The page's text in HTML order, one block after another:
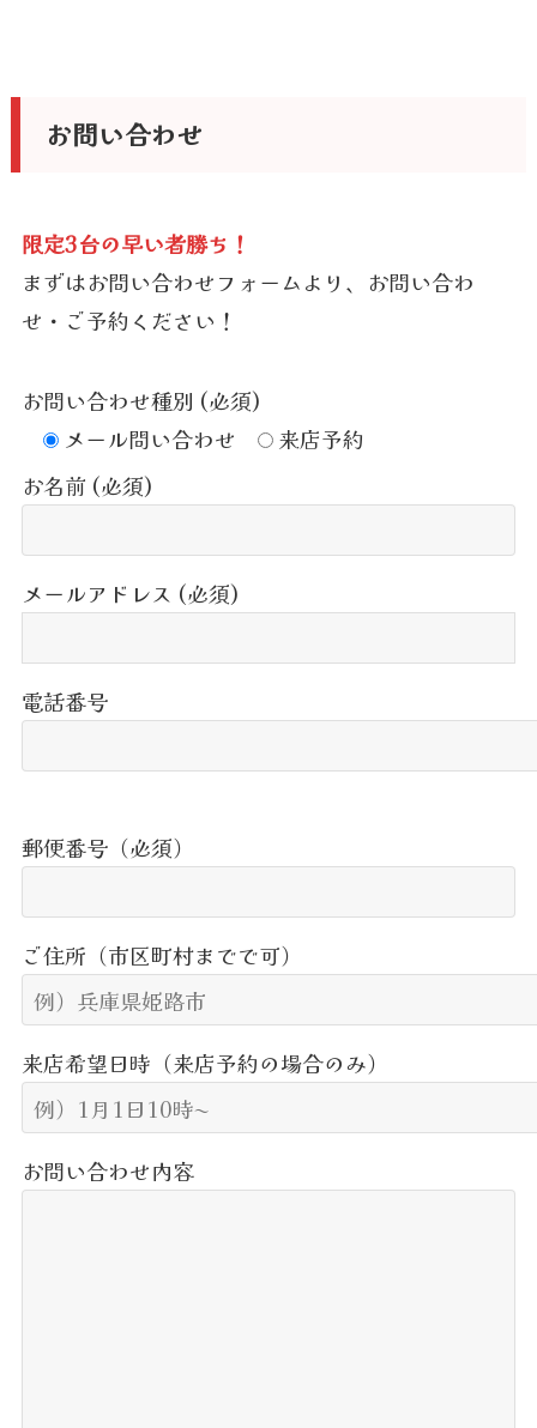
お問い合わせ
限定3台の早い者勝ち！
まずはお問い合わせフォームより、お問い合わ
せ・ご予約ください！
お問い合わせ種別 (必須)
メール問い合わせ
来店予約
お名前 (必須)
メールアドレス (必須)
電話番号
郵便番号（必須）
ご住所（市区町村までで可）
来店希望日時（来店予約の場合のみ）
お問い合わせ内容